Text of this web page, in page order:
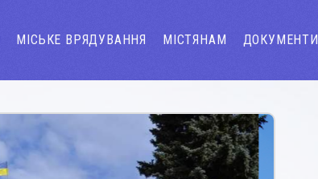
МІСЬКЕ ВРЯДУВАННЯ МІСТЯНАМ ДОКУМЕНТИ